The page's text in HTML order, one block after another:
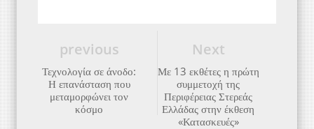
Next
Με 13 εκθέτες η πρώτη
συμμετοχή της
Περιφέρειας Στερεάς
Ελλάδας στην έκθεση
«Κατασκευές»
previous
Τεχνολογία σε άνοδο:
Η επανάσταση που
μεταμορφώνει τον
κόσμο